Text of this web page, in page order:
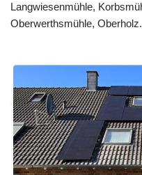
Langwiesenmühle,
Oberwerthsmühle, Oberholz.